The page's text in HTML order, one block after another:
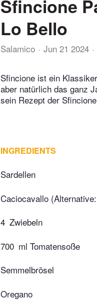
Sfincione
Lo Bello
Salamico Jun 21 2024
Sfincione ist ein
aber natürlich das ganz
sein Rezept der
INGREDIENTS
Sardellen
Caciocavallo
4 Zwiebeln
700 ml Tomatensoße
Semmelbrösel
Oregano